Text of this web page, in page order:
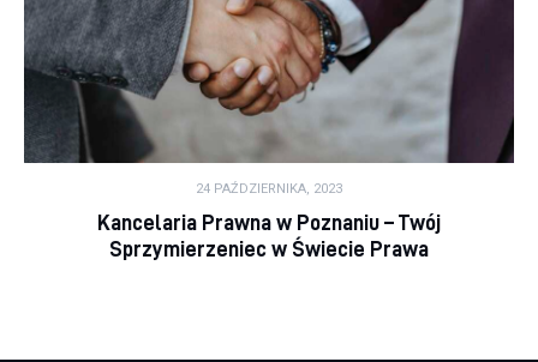
24 PAŹDZIERNIKA, 2023
Kancelaria Prawna w Poznaniu – Twój
Sprzymierzeniec w Świecie Prawa